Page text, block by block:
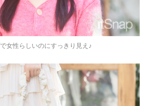
女性らしいのにすっきり見え♪